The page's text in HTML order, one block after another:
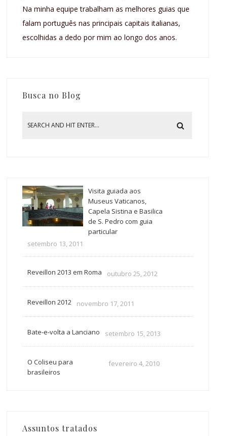
Na minha equipe trabalham as melhores guias que
falam português nas principais capitais italianas,
escolhidas a dedo por mim ao longo dos anos.
Busca no Blog
Visita guiada aos
Museus Vaticanos,
Capela Sistina e Basilica
de S. Pedro com guia
particular
setembro 13, 2011
Reveillon 2013 em Roma outubro 25, 2012
Reveillon 2012 novembro 17, 2011
Bate-e-volta a Lanciano setembro 15, 2013
O Coliseu para
brasileiros
fevereiro 4, 2010
Assuntos tratados